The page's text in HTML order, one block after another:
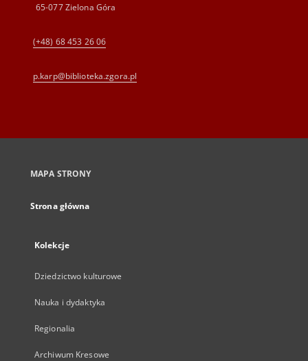
65-077 Zielona Góra
(+48) 68 453 26 06
p.karp@biblioteka.zgora.pl
MAPA STRONY
Strona główna
Kolekcje
Dziedzictwo kulturowe
Nauka i dydaktyka
Regionalia
Archiwum Kresowe